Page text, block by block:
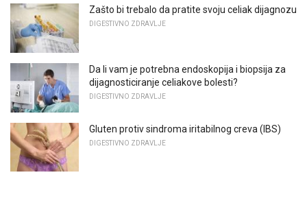
Zašto bi trebalo da pratite svoju celiak dijagnozu
DIGESTIVNO ZDRAVLJE
Da li vam je potrebna endoskopija i biopsija za
dijagnosticiranje celiakove bolesti?
DIGESTIVNO ZDRAVLJE
Gluten protiv sindroma iritabilnog creva (IBS)
DIGESTIVNO ZDRAVLJE